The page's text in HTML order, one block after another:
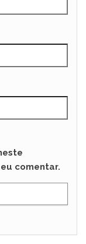
comentar.